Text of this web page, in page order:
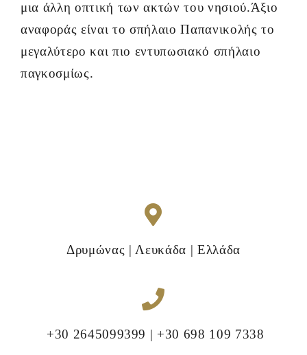
μια άλλη οπτική των ακτών του νησιού.Άξιο
αναφοράς είναι το σπήλαιο Παπανικολής το
μεγαλύτερο και πιο εντυπωσιακό σπήλαιο
παγκοσμίως.
Δρυμώνας | Λευκάδα | Ελλάδα
+30 2645099399 | +30 698 109 7338